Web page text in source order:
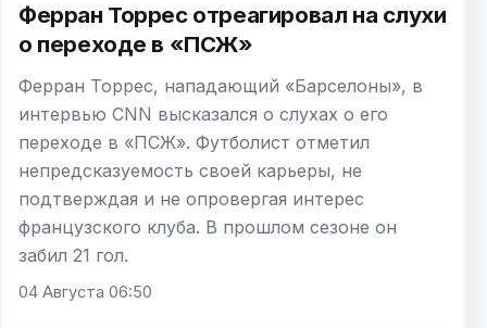
Ферран Торрес отреагировал на слухи
о переходе в «ПСЖ»
Ферран Торрес, нападающий «Барселоны», в
интервью CNN высказался о слухах о его
переходе в «ПСЖ». Футболист отметил
непредсказуемость своей карьеры, не
подтверждая и не опровергая интерес
французского клуба. В прошлом сезоне он
забил 21 гол.
04 Августа 06:50